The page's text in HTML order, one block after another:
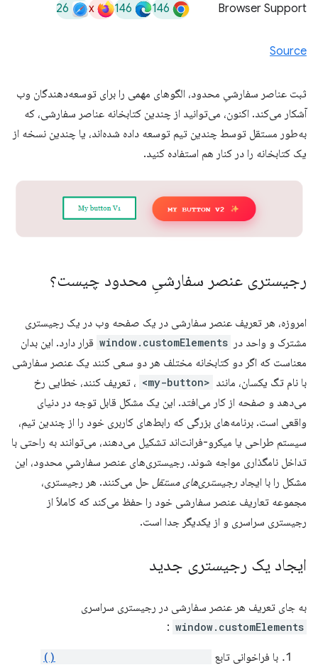
Browser Support
146
146
x
26
Source
ثبت عناصر سفارشیِ محدود، الگوهای مهمی را برای توسعه‌دهندگان وب
آشکار می‌کند. اکنون، می‌توانید از چندین کتابخانه عناصر سفارشی، که
به‌طور مستقل توسط چندین تیم توسعه داده شده‌اند، یا چندین نسخه از
یک کتابخانه را در کنار هم استفاده کنید.
رجیستری عنصر سفارشیِ محدود چیست؟
امروزه، هر تعریف عنصر سفارشی در یک صفحه وب در یک رجیستری
مشترک و واحد در window.customElements قرار دارد. این بدان
معناست که اگر دو کتابخانه مختلف هر دو سعی کنند یک عنصر سفارشی
با نام تگ یکسان، مانند <my-button>
، تعریف کنند، خطایی رخ
می‌دهد و صفحه از کار می‌افتد. این یک مشکل قابل توجه در دنیای
واقعی است. برنامه‌های بزرگی که رابط‌های کاربری خود را از چندین تیم،
سیستم طراحی یا میکرو-فرانت‌اند تشکیل می‌دهند، می‌توانند به راحتی با
تداخل نامگذاری مواجه شوند. رجیستری‌های عنصر سفارشیِ محدود، این
مشکل را با ایجاد رجیستری‌های مستقل حل می‌کنند. هر رجیستری،
مجموعه تعاریف عنصر سفارشی خود را حفظ می‌کند که کاملاً از
رجیستری سراسری و از یکدیگر جدا است.
ایجاد یک رجیستری جدید
به جای تعریف هر عنصر سفارشی در رجیستری سراسری
window.customElements
:
با فراخوانی تابع